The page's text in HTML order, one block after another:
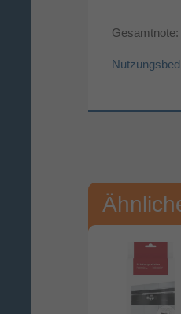
Gesamtnote:
Ihre
Bitte
Ihr